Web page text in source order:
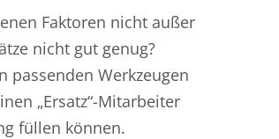
Faktoren nicht außer
nicht gut genug?
Werkzeugen
„Ersatz“-Mitarbeiter
füllen können.